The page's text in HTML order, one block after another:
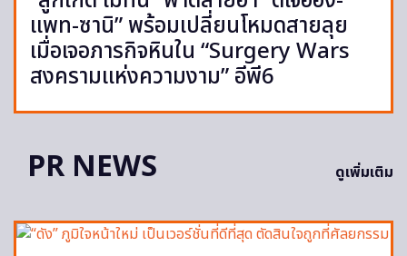
แพท-ซานิ” พร้อมเปลี่ยนโหมดสายลุย
เมื่อเจอภารกิจหินใน “Surgery Wars
สงครามแห่งความงาม” อีพี6
PR NEWS ดูเพิ่มเติม